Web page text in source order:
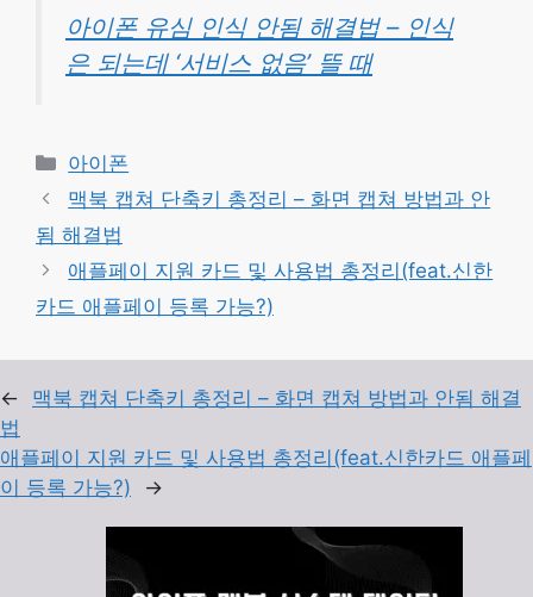
아이폰 유심 인식 안됨 해결법 – 인식
은 되는데 ‘서비스 없음’ 뜰 때
카
테
리
아이폰
맥북 캡쳐 단축키 총정리 – 화면 캡쳐 방법과 안
됨 해결법
애플페이 지원 카드 및 사용법 총정리(feat.신한
카드 애플페이 등록 가능?)
←
맥북 캡쳐 단축키 총정리 – 화면 캡쳐 방법과 안됨 해결
법
애플페이 지원 카드 및 사용법 총정리(feat.신한카드 애플페
이 등록 가능?)
→